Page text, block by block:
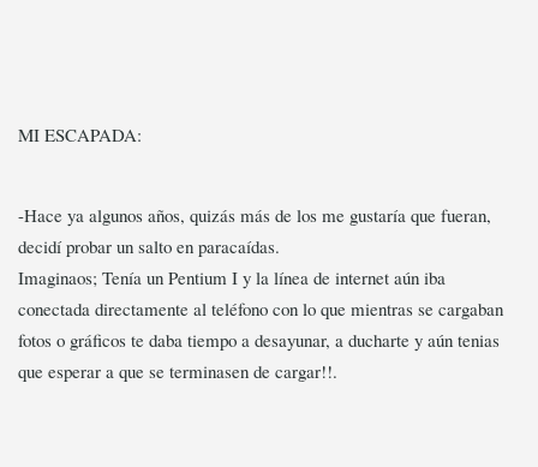
MI ESCAPADA:
-Hace ya algunos años, quizás más de los me gustaría que fueran,
decidí probar un salto en paracaídas.
Imaginaos; Tenía un Pentium I y la línea de internet aún iba
conectada directamente al teléfono con lo que mientras se cargaban
fotos o gráficos te daba tiempo a desayunar, a ducharte y aún tenias
que esperar a que se terminasen de cargar!!.